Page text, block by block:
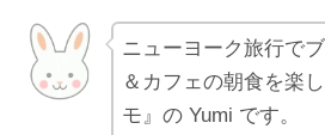
ニューヨーク旅行で
＆カフェの朝食を楽
モ』の Yumi です。